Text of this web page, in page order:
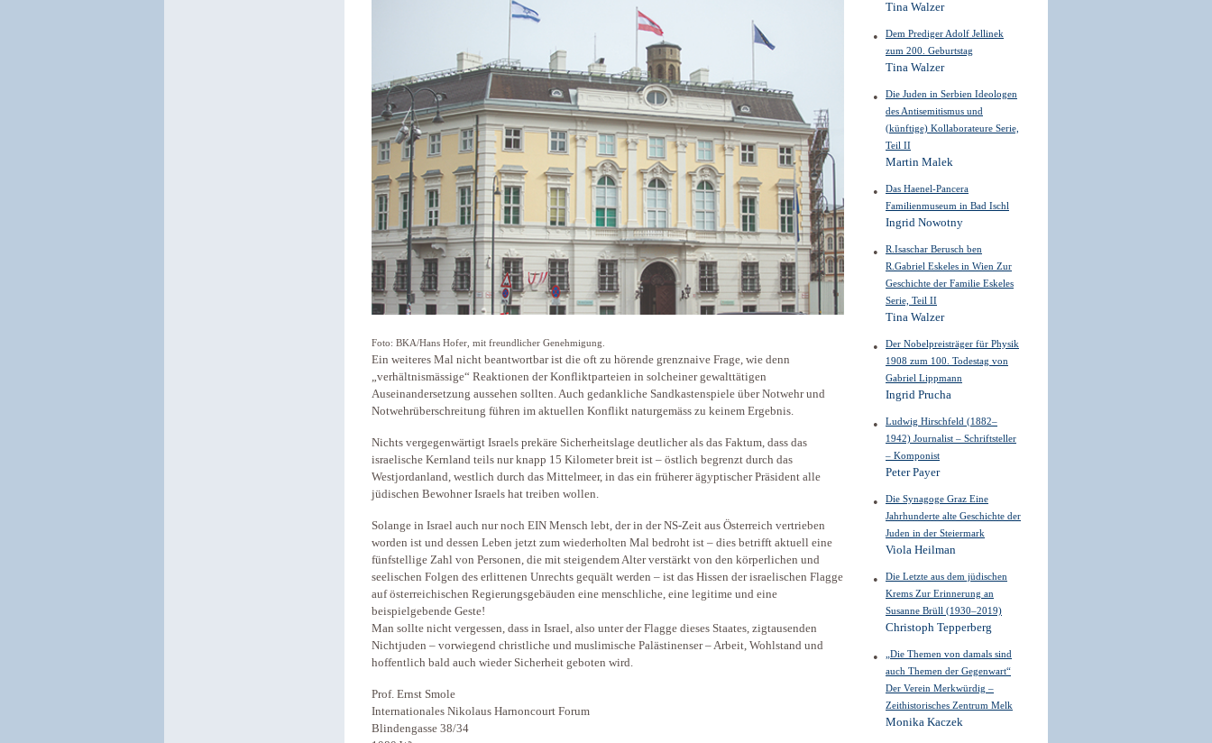
Foto: BKA/Hans Hofer, mit freundlicher Genehmigung.
Ein weiteres Mal nicht beantwortbar ist die oft zu hörende grenznaive Frage, wie denn
„verhältnismässige“ Reaktionen der Konfliktparteien in solcheiner gewalttätigen
Auseinandersetzung aussehen sollten. Auch gedankliche Sandkastenspiele über Notwehr und
Notwehrüberschreitung führen im aktuellen Konflikt naturgemäss zu keinem Ergebnis.
Nichts vergegenwärtigt Israels prekäre Sicherheitslage deutlicher als das Faktum, dass das
israelische Kernland teils nur knapp 15 Kilometer breit ist – östlich begrenzt durch das
Westjordanland, westlich durch das Mittelmeer, in das ein früherer ägyptischer Präsident alle
jüdischen Bewohner Israels hat treiben wollen.
Solange in Israel auch nur noch EIN Mensch lebt, der in der NS-Zeit aus Österreich vertrieben
worden ist und dessen Leben jetzt zum wiederholten Mal bedroht ist – dies betrifft aktuell eine
fünfstellige Zahl von Personen, die mit steigendem Alter verstärkt von den körperlichen und
seelischen Folgen des erlittenen Unrechts gequält werden – ist das Hissen der israelischen Flagge
auf österreichischen Regierungsgebäuden eine menschliche, eine legitime und eine
beispielgebende Geste!
Man sollte nicht vergessen, dass in Israel, also unter der Flagge dieses Staates, zigtausenden
Nichtjuden – vorwiegend christliche und muslimische Palästinenser – Arbeit, Wohlstand und
hoffentlich bald auch wieder Sicherheit geboten wird.
Prof. Ernst Smole
Internationales Nikolaus Harnoncourt Forum
Blindengasse 38/34
Tina Walzer
Dem Prediger Adolf Jellinek
zum 200. Geburtstag
Tina Walzer
Die Juden in Serbien Ideologen
des Antisemitismus und
(künftige) Kollaborateure Serie,
Teil II
Martin Malek
Das Haenel-Pancera
Familienmuseum in Bad Ischl
Ingrid Nowotny
R.Isaschar Berusch ben
R.Gabriel Eskeles in Wien Zur
Geschichte der Familie Eskeles
Serie, Teil II
Tina Walzer
Der Nobelpreisträger für Physik
1908 zum 100. Todestag von
Gabriel Lippmann
Ingrid Prucha
Ludwig Hirschfeld (1882–
1942) Journalist – Schriftsteller
– Komponist
Peter Payer
Die Synagoge Graz Eine
Jahrhunderte alte Geschichte der
Juden in der Steiermark
Viola Heilman
Die Letzte aus dem jüdischen
Krems Zur Erinnerung an
Susanne Brüll (1930–2019)
Christoph Tepperberg
„Die Themen von damals sind
auch Themen der Gegenwart“
Der Verein Merkwürdig –
Zeithistorisches Zentrum Melk
Monika Kaczek